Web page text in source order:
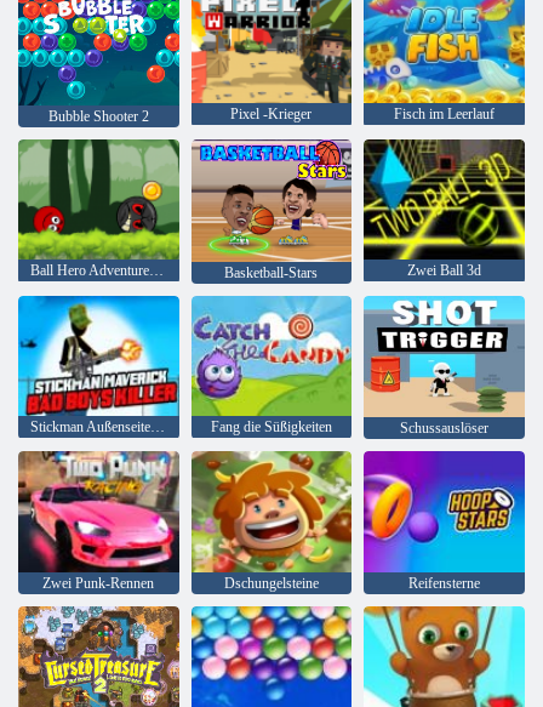
Bubble Shooter 2 Pixel -Krieger Fisch im Leerlauf
Ball Hero Adventure: Roter Schlagball Basketball-Stars Zwei Ball 3d
Stickman Außenseiter Bad Boys Mörder Fang die Süßigkeiten Schussauslöser
Zwei Punk-Rennen Dschungelsteine Reifensterne